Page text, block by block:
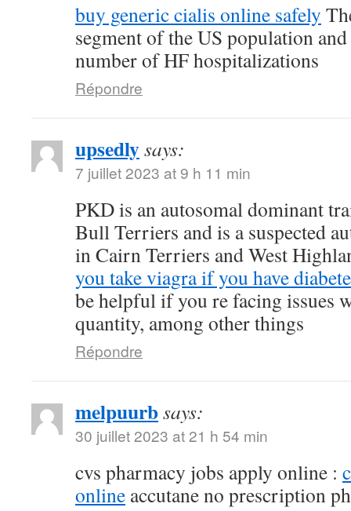
buy generic cialis online safely
segment of the US population
number of HF hospitalizations
Répondre
upsedlysays:
7 juillet 2023 at 9 h 11 min
PKD is an autosomal dominant
Bull Terriers and is a suspected
in Cairn Terriers and West
you take viagra if you have
be helpful if you re facing issues
quantity, among other things
Répondre
melpuurbsays:
30 juillet 2023 at 21 h 54 min
cvs pharmacy jobs apply online :
online accutane no prescription